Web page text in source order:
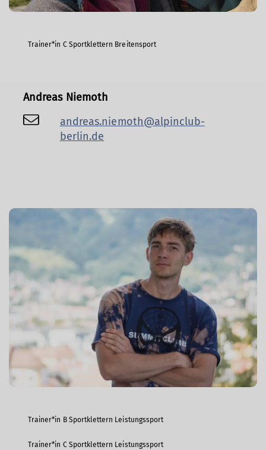
Trainer*in C Sportklettern Breitensport
Andreas Niemoth
andreas.niemoth@alpinclub-
berlin.de
Trainer*in B Sportklettern Leistungssport
Trainer*in C Sportklettern Leistungssport